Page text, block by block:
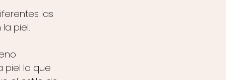
las
piel.
piel lo que